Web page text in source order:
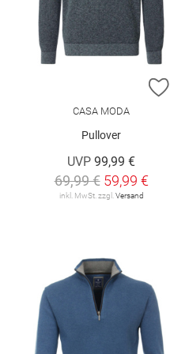
WUNSCHLISTE HINZUFÜGEN
CASA MODA
Pullover
UVP 99,99 €
69,99 € 59,99 €
inkl. MwSt. zzgl.Versand